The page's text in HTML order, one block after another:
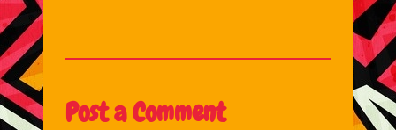
Post a Comment